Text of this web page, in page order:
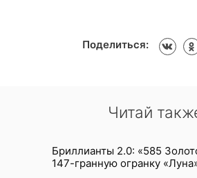
Поделиться:
Читай
Бриллианты 2.0: «585
147-гранную огранку